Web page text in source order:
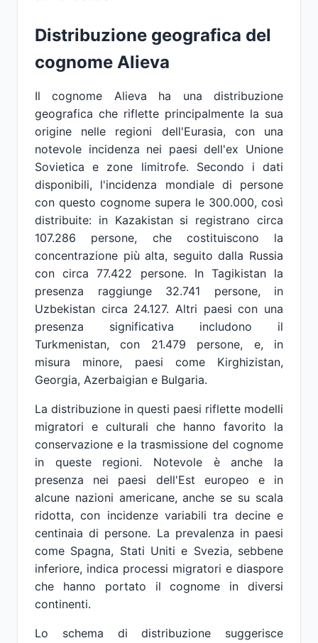
Distribuzione geografica del
cognome Alieva
Il cognome Alieva ha una distribuzione
geografica che riflette principalmente la sua
origine nelle regioni dell'Eurasia, con una
notevole incidenza nei paesi dell'ex Unione
Sovietica e zone limitrofe. Secondo i dati
disponibili, l'incidenza mondiale di persone
con questo cognome supera le 300.000, così
distribuite: in Kazakistan si registrano circa
107.286 persone, che costituiscono la
concentrazione più alta, seguito dalla Russia
con circa 77.422 persone. In Tagikistan la
presenza raggiunge 32.741 persone, in
Uzbekistan circa 24.127. Altri paesi con una
presenza significativa includono il
Turkmenistan, con 21.479 persone, e, in
misura minore, paesi come Kirghizistan,
Georgia, Azerbaigian e Bulgaria.
La distribuzione in questi paesi riflette modelli
migratori e culturali che hanno favorito la
conservazione e la trasmissione del cognome
in queste regioni. Notevole è anche la
presenza nei paesi dell'Est europeo e in
alcune nazioni americane, anche se su scala
ridotta, con incidenze variabili tra decine e
centinaia di persone. La prevalenza in paesi
come Spagna, Stati Uniti e Svezia, sebbene
inferiore, indica processi migratori e diaspore
che hanno portato il cognome in diversi
continenti.
Lo schema di distribuzione suggerisce